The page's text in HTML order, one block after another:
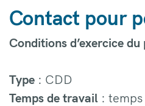
Contact pour
Conditions d’exercice du
Type : CDD
Temps de travail :